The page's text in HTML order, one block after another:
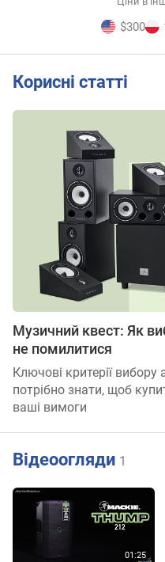
$300
Корисні статті
Музичний квест: Як
не помилитися
Ключові критерії
потрібно знати, щоб
ваші вимоги
Відеоогляди 1